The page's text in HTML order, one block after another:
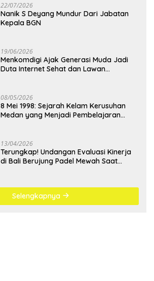
22/07/2026
Nanik S Deyang Mundur Dari Jabatan
Kepala BGN
19/06/2026
Menkomdigi Ajak Generasi Muda Jadi
Duta Internet Sehat dan Lawan
08/05/2026
8 Mei 1998: Sejarah Kelam Kerusuhan
Medan yang Menjadi Pembelajaran
13/04/2026
Terungkap! Undangan Evaluasi Kinerja
di Bali Berujung Padel Mewah Saat
Selengkapnya